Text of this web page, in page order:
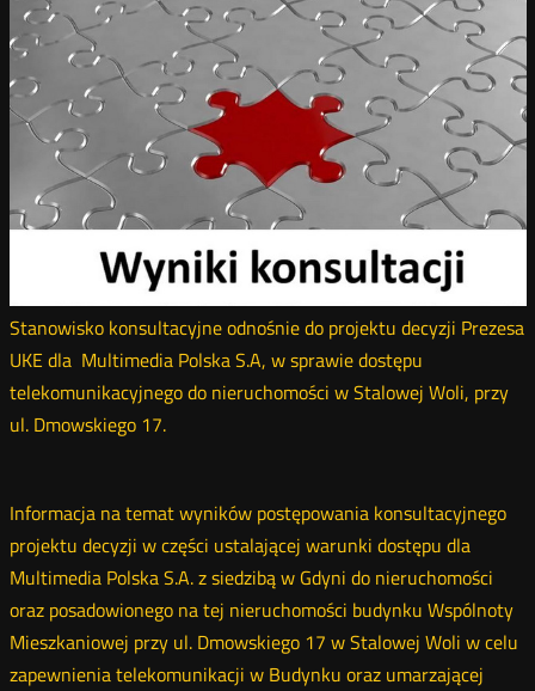
Stanowisko konsultacyjne odnośnie do projektu decyzji Prezesa
UKE dla Multimedia Polska S.A, w sprawie dostępu
telekomunikacyjnego do nieruchomości w Stalowej Woli, przy
ul. Dmowskiego 17.
Informacja na temat wyników postępowania konsultacyjnego
projektu decyzji w części ustalającej warunki dostępu dla
Multimedia Polska S.A. z siedzibą w Gdyni do nieruchomości
oraz posadowionego na tej nieruchomości budynku Wspólnoty
Mieszkaniowej przy ul. Dmowskiego 17 w Stalowej Woli w celu
zapewnienia telekomunikacji w Budynku oraz umarzającej